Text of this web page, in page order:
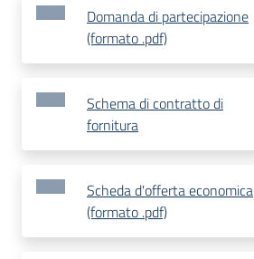
Domanda di partecipazione
(formato .pdf)
Schema di contratto di
fornitura
Scheda d'offerta economica
(formato .pdf)